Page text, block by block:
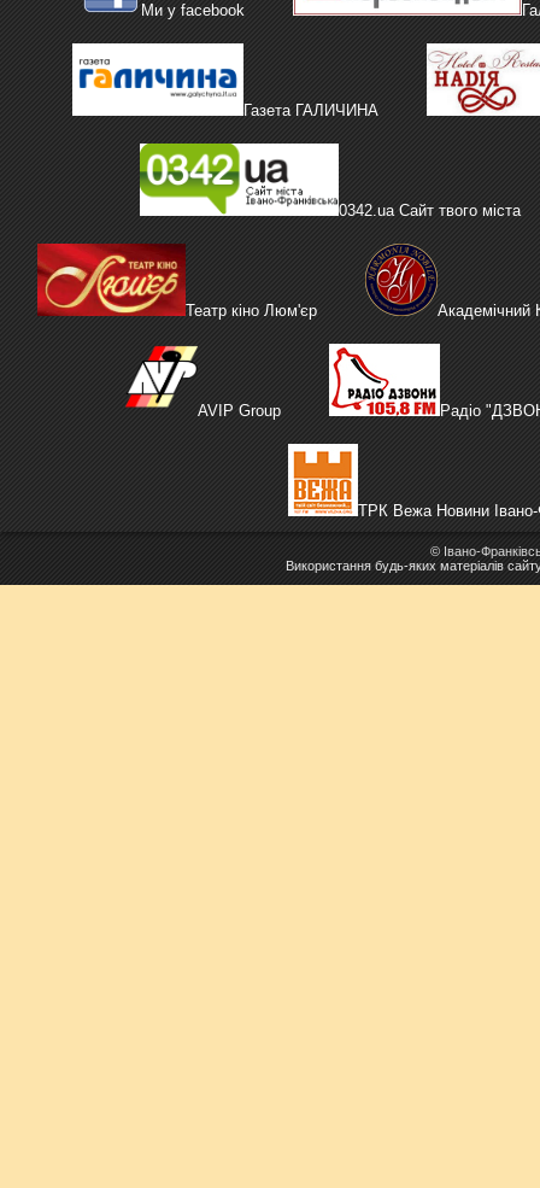
Ми у facebook
Газета ГАЛИЧИНА
0342.ua Сайт твого міста
Театр кіно Люм'єр Академічний
AVIP Group Радіо
ТРК Вежа Новини Івано-
© Івано-
Використання будь-яких матеріалів